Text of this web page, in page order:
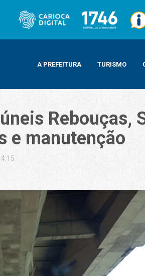
A PREFEITURA TURISMO
Rebouças,
e manutenção
Bárbara e José Alencar serão fechados para